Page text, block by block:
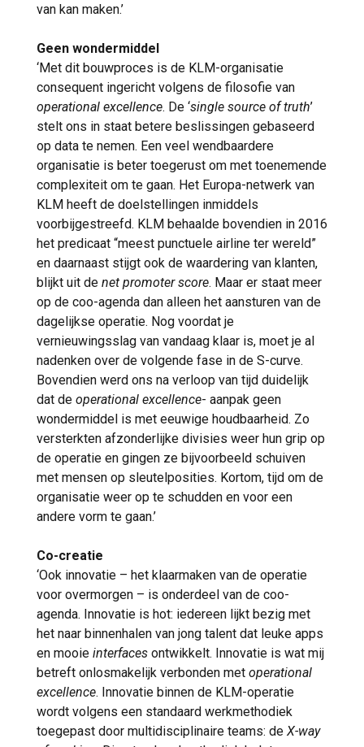
van kan maken.’
Geen wondermiddel
‘Met dit bouwproces is de KLM-organisatie
consequent ingericht volgens de filosofie van
operational excellence. De ‘single source of truth’
stelt ons in staat betere beslissingen gebaseerd
op data te nemen. Een veel wendbaardere
organisatie is beter toegerust om met toenemende
complexiteit om te gaan. Het Europa-netwerk van
KLM heeft de doelstellingen inmiddels
voorbijgestreefd. KLM behaalde bovendien in 2016
het predicaat “meest punctuele airline ter wereld”
en daarnaast stijgt ook de waardering van klanten,
blijkt uit de net promoter score. Maar er staat meer
op de coo-agenda dan alleen het aansturen van de
dagelijkse operatie. Nog voordat je
vernieuwingsslag van vandaag klaar is, moet je al
nadenken over de volgende fase in de S-curve.
Bovendien werd ons na verloop van tijd duidelijk
dat de operational excellence- aanpak geen
wondermiddel is met eeuwige houdbaarheid. Zo
versterkten afzonderlijke divisies weer hun grip op
de operatie en gingen ze bijvoorbeeld schuiven
met mensen op sleutelposities. Kortom, tijd om de
organisatie weer op te schudden en voor een
andere vorm te gaan.’
Co-creatie
‘Ook innovatie – het klaarmaken van de operatie
voor overmorgen – is onderdeel van de coo-
agenda. Innovatie is hot: iedereen lijkt bezig met
het naar binnenhalen van jong talent dat leuke apps
en mooie interfaces ontwikkelt. Innovatie is wat mij
betreft onlosmakelijk verbonden met operational
excellence. Innovatie binnen de KLM-operatie
wordt volgens een standaard werkmethodiek
toegepast door multidisciplinaire teams: de X-way